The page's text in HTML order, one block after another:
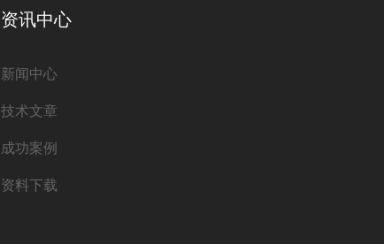
资讯中心
新闻中心
技术文章
成功案例
资料下载